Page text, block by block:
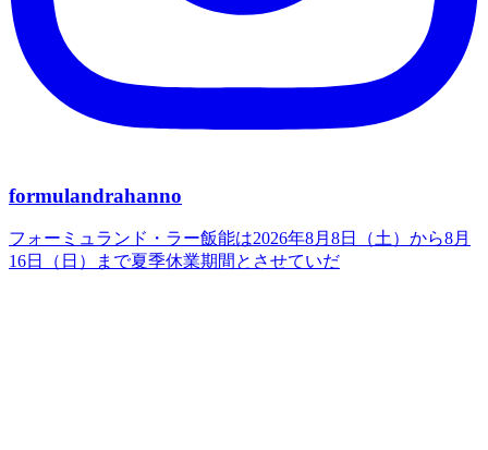
formulandrahanno
フォーミュランド・ラー飯能は2026年8月8日（土）から8月
16日（日）まで夏季休業期間とさせていだ